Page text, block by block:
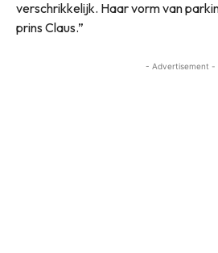
verschrikkelijk. Haar vorm van
prins Claus.”
- Advertisement -